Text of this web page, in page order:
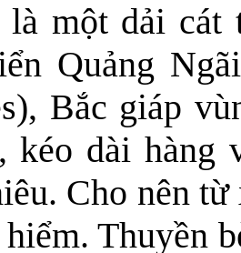
là một dải
Quảng
Bắc giáp
kéo dài hàng
Cho nên
Thuyền